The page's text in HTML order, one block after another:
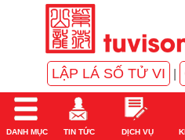
LẬP LÁ SỐ TỬ VI
DANH MỤC TIN TỨC DỊCH VỤ